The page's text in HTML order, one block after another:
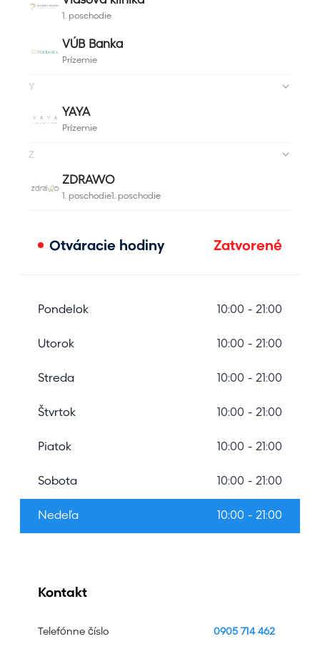
Otváracie hodiny Zatvorené
Pondelok 10:00 - 21:00
Utorok 10:00 - 21:00
Streda 10:00 - 21:00
Štvrtok 10:00 - 21:00
Piatok 10:00 - 21:00
Sobota 10:00 - 21:00
Nedeľa 10:00 - 21:00
Kontakt
Telefónne číslo 0905 714 462